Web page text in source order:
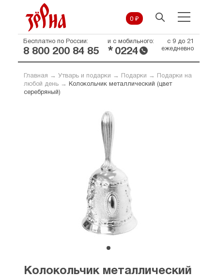
0 ₽
Бесплатно по России:
8 800 200 84 85
и с мобильного:
* 0224
с 9 до 21
ежедневно
Главная → Утварь и подарки → Подарки →
Подарки на
любой день→
Колокольчик металлический (цвет
серебряный)
Колокольчик металлический